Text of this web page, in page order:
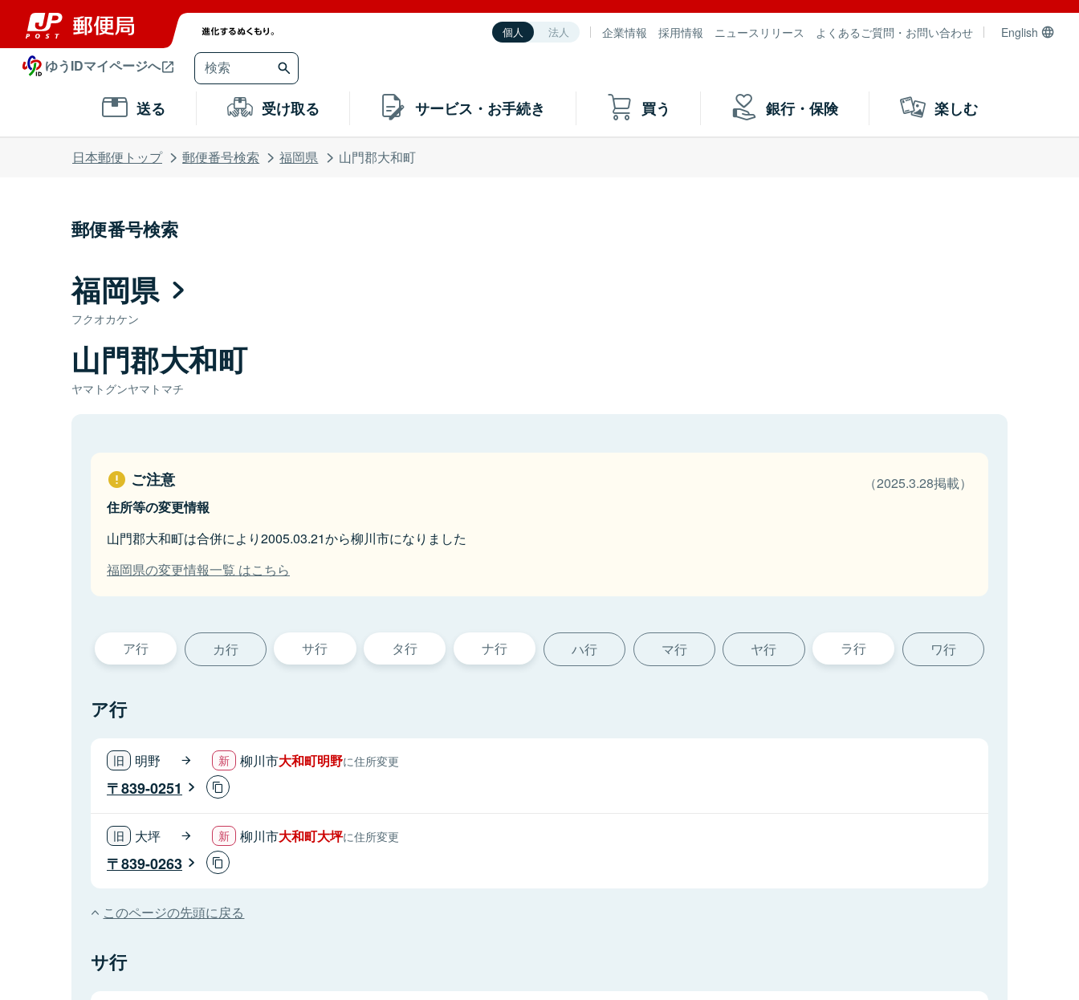
個人 法人 企業情報 採用情報 ニュースリリース よくあるご質問・お問い合わせ English
ゆうIDマイページへ
送る 受け取る サービス・お手続き 買う 銀行・保険 楽しむ
日本郵便トップ 郵便番号検索 福岡県 山門郡大和町
郵便番号検索
福岡県
フクオカケン
山門郡大和町
ヤマトグンヤマトマチ
ご注意
（2025.3.28掲載）
住所等の変更情報
山門郡大和町は合併により2005.03.21から柳川市になりました
福岡県の変更情報一覧 はこちら
ア行 カ行 サ行 タ行 ナ行 ハ行 マ行 ヤ行 ラ行 ワ行
ア行
明野 柳川市大和町明野に住所変更
839-0251
大坪 柳川市大和町大坪に住所変更
839-0263
このページの先頭に戻る
サ行